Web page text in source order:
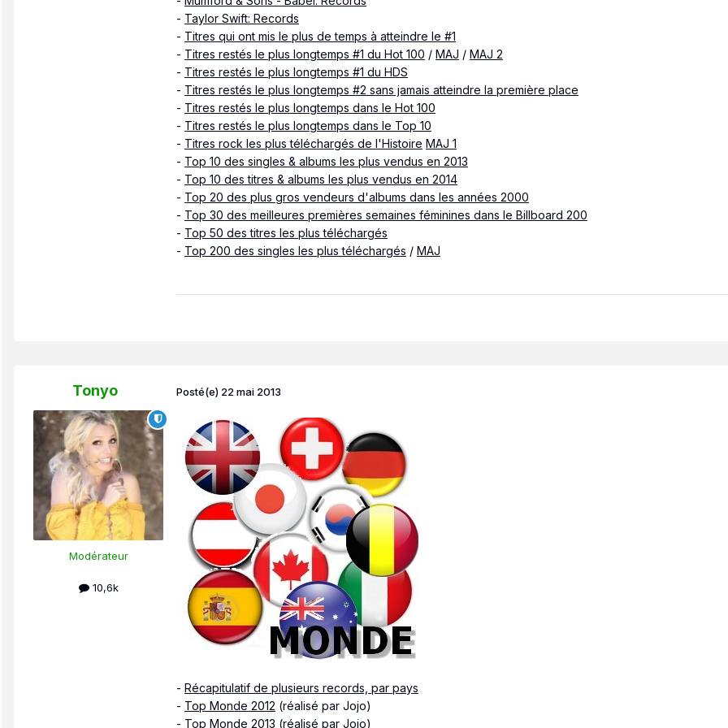
- Taylor Swift: Records
- Titres qui ont mis le plus de temps à atteindre le #1
- Titres restés le plus longtemps #1 du Hot 100 / MAJ / MAJ 2
- Titres restés le plus longtemps #1 du HDS
- Titres restés le plus longtemps #2 sans jamais atteindre la première place
- Titres restés le plus longtemps dans le Hot 100
- Titres restés le plus longtemps dans le Top 10
- Titres rock les plus téléchargés de l'Histoire MAJ 1
- Top 10 des singles & albums les plus vendus en 2013
- Top 10 des titres & albums les plus vendus en 2014
- Top 20 des plus gros vendeurs d'albums dans les années 2000
- Top 30 des meilleures premières semaines féminines dans le Billboard 200
- Top 50 des titres les plus téléchargés
- Top 200 des singles les plus téléchargés / MAJ
Tonyo
Modérateur
10,6k
Posté(e) 22 mai 2013
- Récapitulatif de plusieurs records, par pays
- Top Monde 2012 (réalisé par Jojo)
- Top Monde 2013 (réalisé par Jojo)